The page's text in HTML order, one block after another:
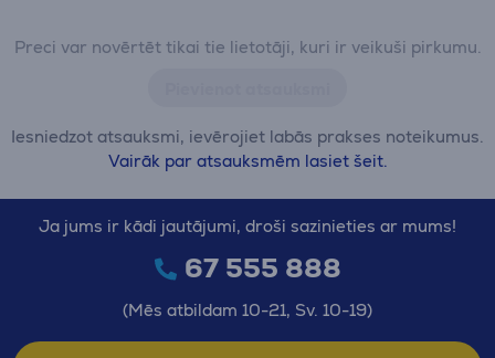
Preci var novērtēt tikai tie lietotāji, kuri ir veikuši pirkumu.
Iesniedzot atsauksmi, ievērojiet labās prakses noteikumus.
Vairāk par atsauksmēm lasiet šeit.
Ja jums ir kādi jautājumi, droši sazinieties ar mums!
67 555 888
(Mēs atbildam 10-21, Sv. 10-19)